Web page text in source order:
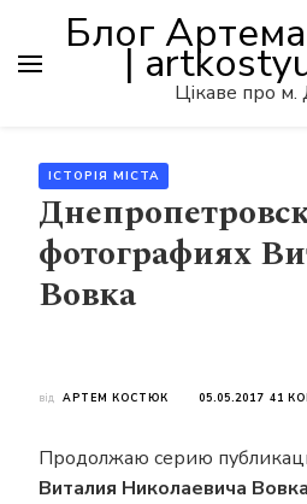
Блог
|
Цікаве про м.
ІСТОРІЯ МІСТА
фотографиях
Вовка
від АРТЕМ КОСТЮК 05.05.2017 41
Продолжаю серию
Виталия Николаевича Вовка